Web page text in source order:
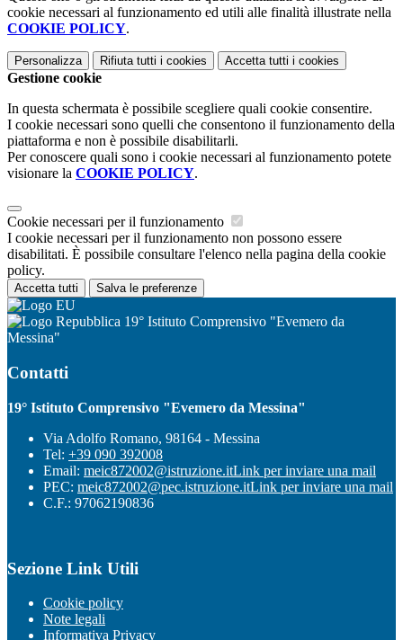
cookie necessari al funzionamento ed utili alle finalità illustrate nella
COOKIE POLICY.
Personalizza Rifiuta tutti i cookies Accetta tutti i cookies
Gestione cookie
In questa schermata è possibile scegliere quali cookie consentire.
I cookie necessari sono quelli che consentono il funzionamento della
piattaforma e non è possibile disabilitarli.
Per conoscere quali sono i cookie necessari al funzionamento potete
visionare la COOKIE POLICY.
Cookie necessari per il funzionamento
I cookie necessari per il funzionamento non possono essere
disabilitati. È possibile consultare l'elenco nella pagina della cookie
policy.
Accetta tutti Salva le preferenze
19° Istituto Comprensivo "Evemero da
Messina"
Contatti
19° Istituto Comprensivo "Evemero da Messina"
Via Adolfo Romano, 98164 - Messina
Tel: +39 090 392008
Email: meic872002@istruzione.itLink per inviare una mail
PEC: meic872002@pec.istruzione.itLink per inviare una mail
C.F.: 97062190836
Sezione Link Utili
Cookie policy
Note legali
Informativa Privacy